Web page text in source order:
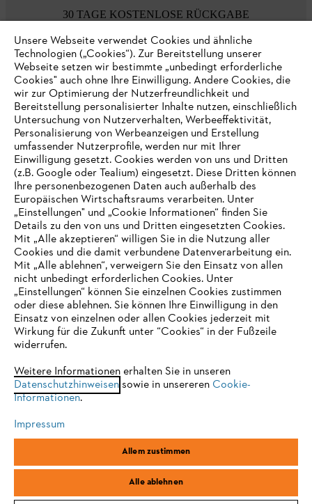
30 TAGE KOSTENLOSE RÜCKGABE
Zahlungsmöglichkeiten
Unternehmen
Online Shop
Service
Allgemeine Geschäftsbedingungen
Impressum Cookies Rechtliche Informationen
STIHL Vertriebszentrale AG & Co. KG, D-64807 Dieburg
IHR BROWSER WIRD NICHT
UNTERSTÜTZT
eine optimale Nutzung unserer Seite empfehlen wir Ihnen, zu
einem der folgenden Browser zu wechseln:
Firefox Chrome
Unsere Webseite verwendet Cookies und ähnliche
Technologien („Cookies“). Zur Bereitstellung unserer
Webseite setzen wir bestimmte „unbedingt erforderliche
Cookies" auch ohne Ihre Einwilligung. Andere Cookies, die
wir zur Optimierung der Nutzerfreundlichkeit und
Bereitstellung personalisierter Inhalte nutzen, einschließlich
Untersuchung von Nutzerverhalten, Werbeeffektivität,
Personalisierung von Werbeanzeigen und Erstellung
umfassender Nutzerprofile, werden nur mit Ihrer
Einwilligung gesetzt. Cookies werden von uns und Dritten
(z.B. Google oder Tealium) eingesetzt. Diese Dritten können
Ihre personenbezogenen Daten auch außerhalb des
Europäischen Wirtschaftsraums verarbeiten. Unter
„Einstellungen" und „Cookie Informationen“ finden Sie
Details zu den von uns und Dritten eingesetzten Cookies.
Mit „Alle akzeptieren“ willigen Sie in die Nutzung aller
Cookies und die damit verbundene Datenverarbeitung ein.
Mit „Alle ablehnen“, verweigern Sie den Einsatz von allen
nicht unbedingt erforderlichen Cookies. Unter
„Einstellungen“ können Sie einzelnen Cookies zustimmen
oder diese ablehnen. Sie können Ihre Einwilligung in den
Einsatz von einzelnen oder allen Cookies jederzeit mit
Wirkung für die Zukunft unter “Cookies“ in der Fußzeile
widerrufen.
Weitere Informationen erhalten Sie in unseren
Datenschutzhinweisensowie in unsereren Cookie-
Informationen.
Impressum
Allem zustimmen
Alle ablehnen